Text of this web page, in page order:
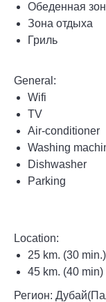
Обеденная
Зона отдыха
Гриль
General:
Wifi
TV
Air-conditioner
Washing
Dishwasher
Parking
Location:
25 km. (30
45 km. (40
Регион: